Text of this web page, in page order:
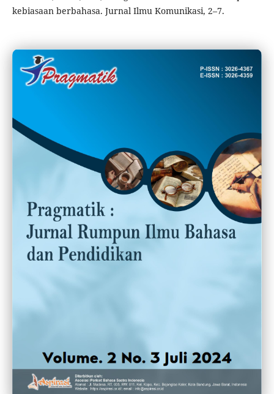
kebiasaan berbahasa. Jurnal Ilmu Komunikasi, 2–7.